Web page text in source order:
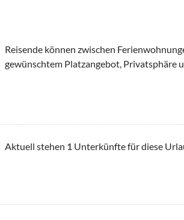
Reisende können zwischen
gewünschtem Platzangebot, Privatsphäre
Aktuell stehen 1 Unterkünfte für diese